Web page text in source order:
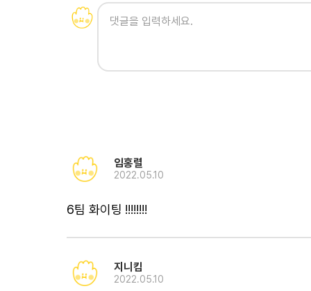
임홍렬
2022.05.10
6팀 화이팅 !!!!!!!!
지니킴
2022.05.10